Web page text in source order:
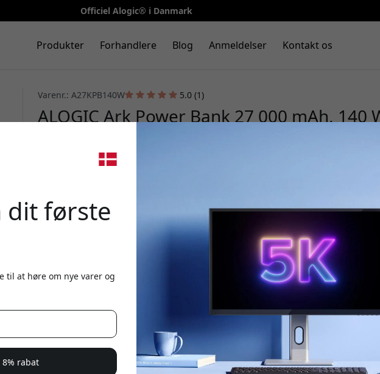
Officiel Alogic® i Danmark
Produkter Forhandlere Blog Anmeldelser Kontakt os
Varenr.: A27KPB140W 5.0 (1)
ALOGIC Ark Power Bank 27 000 mAh, 140
3.1 til laptop, mobil og tablet med display -
dit første
til at høre om nye varer og
8% rabat
Brug denne kode ved kassen for at få 8% rabat.